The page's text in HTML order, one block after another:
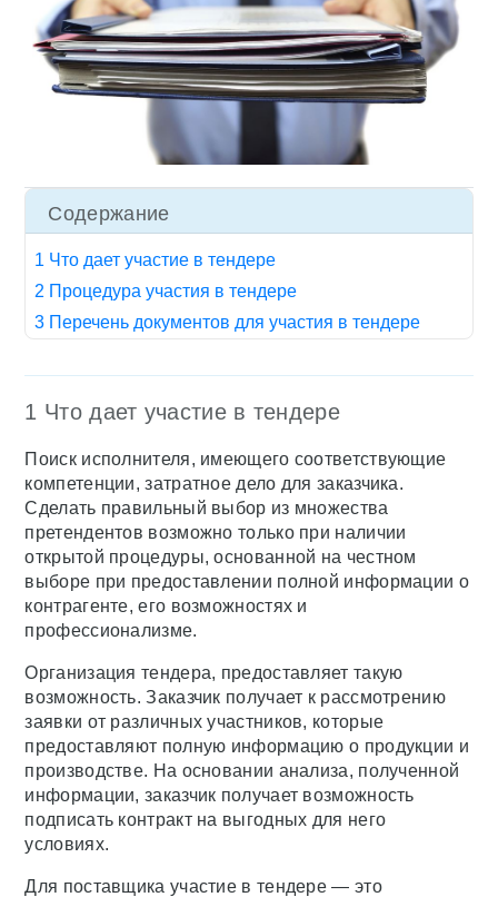
Содержание
1 Что дает участие в тендере
2 Процедура участия в тендере
3 Перечень документов для участия в тендере
1 Что дает участие в тендере
Поиск исполнителя, имеющего соответствующие
компетенции, затратное дело для заказчика.
Сделать правильный выбор из множества
претендентов возможно только при наличии
открытой процедуры, основанной на честном
выборе при предоставлении полной информации о
контрагенте, его возможностях и
профессионализме.
Организация тендера, предоставляет такую
возможность. Заказчик получает к рассмотрению
заявки от различных участников, которые
предоставляют полную информацию о продукции и
производстве. На основании анализа, полученной
информации, заказчик получает возможность
подписать контракт на выгодных для него
условиях.
Для поставщика участие в тендере — это